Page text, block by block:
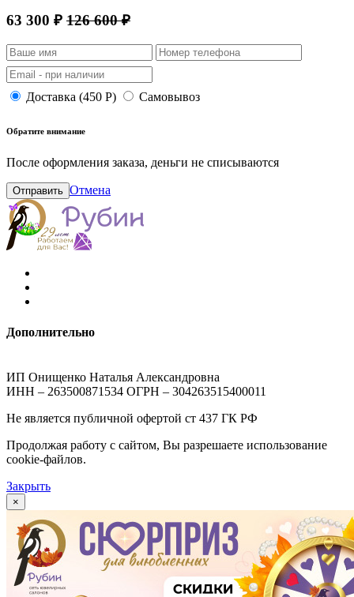
63 300 ₽ 126 600 ₽
Доставка (450 Р) Самовывоз
Обратите внимание
После оформления заказа, деньги не списываются
Отправить Отмена
Дополнительно
ИП Онищенко Наталья Александровна
ИНН – 263500871534 ОГРН – 304263515400011
Не является публичной офертой ст 437 ГК РФ
Продолжая работу с сайтом, Вы разрешаете использование
cookie-файлов.
Закрыть
×